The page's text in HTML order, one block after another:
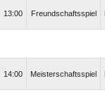
13:00 Freundschaftsspiel
14:00 Meisterschaftsspiel